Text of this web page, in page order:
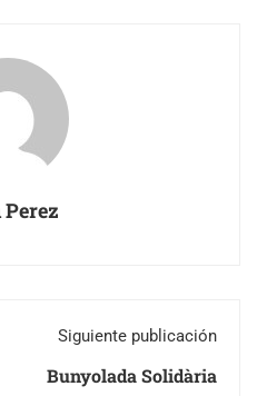
Siguiente publicación
Bunyolada Solidària